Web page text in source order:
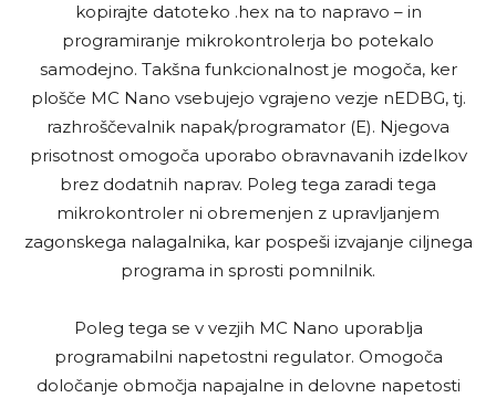
kopirajte datoteko .hex na to napravo – in
programiranje mikrokontrolerja bo potekalo
samodejno. Takšna funkcionalnost je mogoča, ker
plošče MC Nano vsebujejo vgrajeno vezje nEDBG, tj.
razhroščevalnik napak/programator (E). Njegova
prisotnost omogoča uporabo obravnavanih izdelkov
brez dodatnih naprav. Poleg tega zaradi tega
mikrokontroler ni obremenjen z upravljanjem
zagonskega nalagalnika, kar pospeši izvajanje ciljnega
programa in sprosti pomnilnik.
Poleg tega se v vezjih MC Nano uporablja
programabilni napetostni regulator. Omogoča
določanje območja napajalne in delovne napetosti